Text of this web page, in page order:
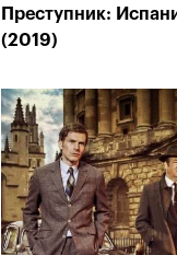
Преступник:
(2019)